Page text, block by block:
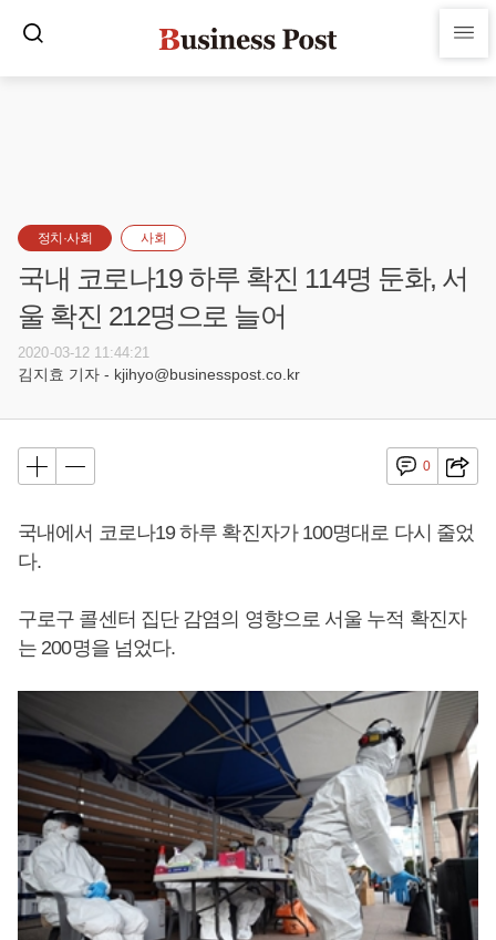
정치·사회 사회
국내 코로나19 하루 확진 114명 둔화, 서
울 확진 212명으로 늘어
2020-03-12 11:44:21
김지효 기자 - kjihyo@businesspost.co.kr
0
국내에서 코로나19 하루 확진자가 100명대로 다시 줄었
다.
구로구 콜센터 집단 감염의 영향으로 서울 누적 확진자
는 200명을 넘었다.